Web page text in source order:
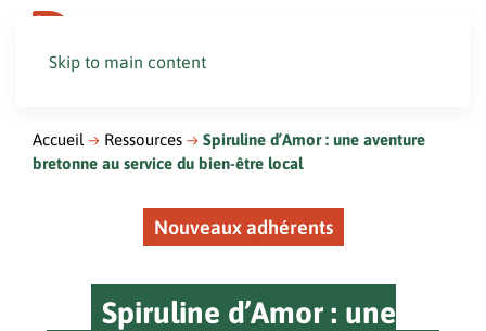
Skip to main content
Accueil Ressources
Spiruline d’Amor : une aventure
bretonne au service du bien-être local
Nouveaux adhérents
Spiruline d’Amor : une